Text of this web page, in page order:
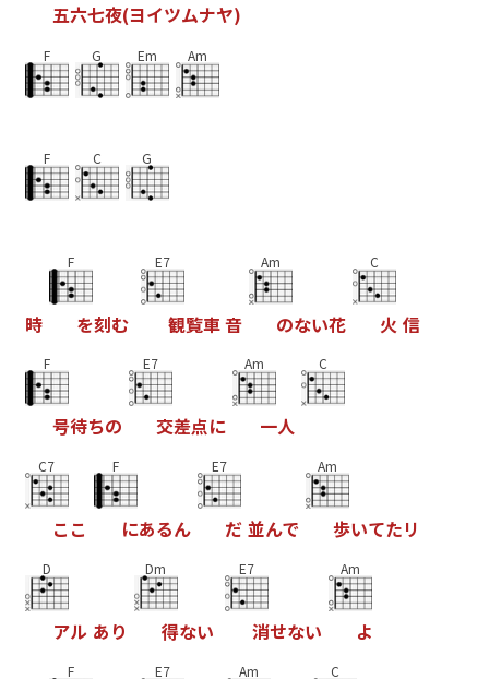
五六七夜(ヨイツムナヤ)
F G Em Am
F C G
時
F
を刻む
E7
観覧車音
Am
のない花
C
火 信
F
号待ちの
E7
交差点に
Am
一人
C
C7
こ こ
F
にあるん
E7
だ 並んで
Am
歩いてたリ
D
アル あ り
Dm
得ない
E7
消せない
Am
よ
F E7 Am C